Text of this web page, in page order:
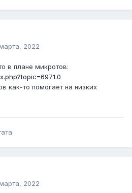
2022
в плане микротов:
как-то помогает на низких
2022